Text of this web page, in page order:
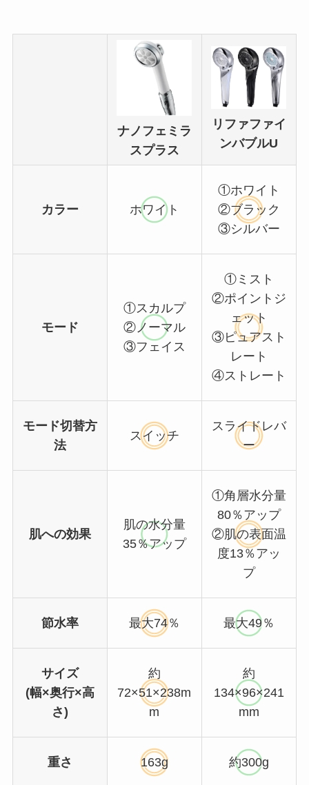
ナノフェミラ
スプラス
リファファイ
ンバブルU
カラー ホワイト
①ホワイト
②ブラック
③シルバー
モード
①スカルプ
②ノーマル
③フェイス
①ミスト
②ポイントジ
ェット
③ピュアスト
レート
④ストレート
モード切替方
法
スイッチ
スライドレバ
ー
肌への効果
肌の水分量
35％アップ
①角層水分量
80％アップ
②肌の表面温
度13％アッ
プ
節水率 最大74％ 最大49％
サイズ
(幅×奥行×高
さ)
約
72×51×238m
m
約
134×96×241
mm
重さ 163g 約300g